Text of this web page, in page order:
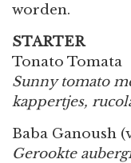
worden.
STARTER
Tonato Tomata
Sunny tomato
kappertjes,
Baba Ganoush
Gerookte